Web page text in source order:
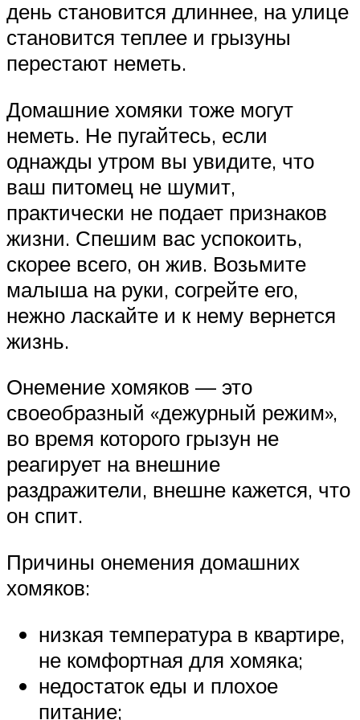
день становится длиннее, на улице
становится теплее и грызуны
перестают неметь.
Домашние хомяки тоже могут
неметь. Не пугайтесь, если
однажды утром вы увидите, что
ваш питомец не шумит,
практически не подает признаков
жизни. Спешим вас успокоить,
скорее всего, он жив. Возьмите
малыша на руки, согрейте его,
нежно ласкайте и к нему вернется
жизнь.
Онемение хомяков — это
своеобразный «дежурный режим»,
во время которого грызун не
реагирует на внешние
раздражители, внешне кажется, что
он спит.
Причины онемения домашних
хомяков:
низкая температура в квартире,
не комфортная для хомяка;
недостаток еды и плохое
питание;